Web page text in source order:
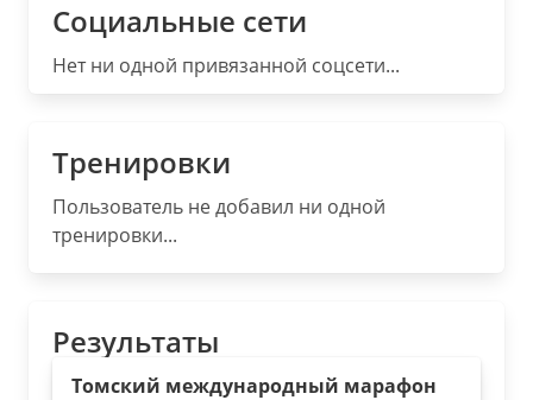
Социальные сети
Нет ни одной привязанной соцсети...
Тренировки
Пользователь не добавил ни одной
тренировки...
Результаты
Томский международный марафон